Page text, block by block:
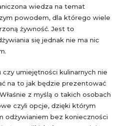
wiedza na temat
powodem, dla którego wiele
żywność. Jest to
się jednak nie ma nic
czy umiejętności kulinarnych nie
na to jak będzie prezentować
z myślą o takich osobach
czyli opcje, dzięki którym
odżywianiem bez konieczności